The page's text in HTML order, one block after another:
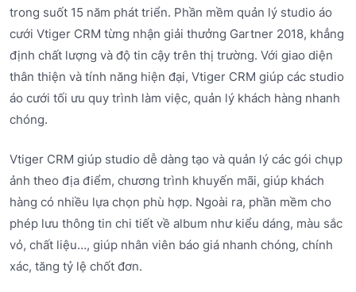
trong suốt 15 năm phát triển. Phần mềm quản lý studio áo
cưới Vtiger CRM từng nhận giải thưởng Gartner 2018, khẳng
định chất lượng và độ tin cậy trên thị trường. Với giao diện
thân thiện và tính năng hiện đại, Vtiger CRM giúp các studio
áo cưới tối ưu quy trình làm việc, quản lý khách hàng nhanh
chóng.
Vtiger CRM giúp studio dễ dàng tạo và quản lý các gói chụp
ảnh theo địa điểm, chương trình khuyến mãi, giúp khách
hàng có nhiều lựa chọn phù hợp. Ngoài ra, phần mềm cho
phép lưu thông tin chi tiết về album như kiểu dáng, màu sắc
vỏ, chất liệu…, giúp nhân viên báo giá nhanh chóng, chính
xác, tăng tỷ lệ chốt đơn.